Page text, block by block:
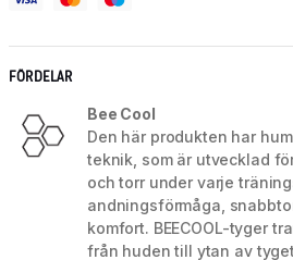
FÖRDELAR
Bee Cool
Den här produkten har
teknik, som är utvecklad
och torr under varje
andningsförmåga,
komfort. BEECOOL-tyger
från huden till ytan av